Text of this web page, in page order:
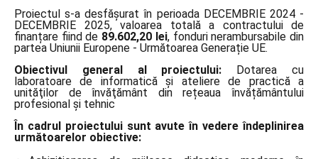
Proiectul s-a desfășurat în perioada DECEMBRIE 2024 -
DECEMBRIE 2025, valoarea totală a contractului de
finanțare fiind de 89.602,20 lei, fonduri nerambursabile din
partea Uniunii Europene - Următoarea Generație UE.
Obiectivul general al proiectului:
Dotarea cu
laboratoare de informatică și ateliere de practică a
unităţilor de învăţământ din rețeaua învățământului
profesional și tehnic
În cadrul proiectului sunt avute în vedere îndeplinirea
următoarelor obiective: